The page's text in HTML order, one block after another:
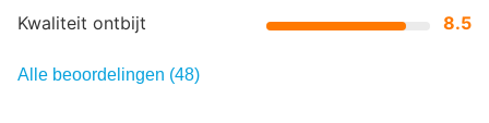
Kwaliteit ontbijt
8.5
Alle beoordelingen (48)